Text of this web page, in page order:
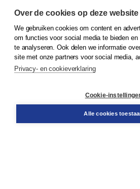
© 2026Koninklijke Boom uitgevers
Klantenservice
Service & informatie
Contact
Over de cookies op deze website
We gebruiken cookies om content en
om functies voor social media te bieden
te analyseren. Ook delen we informatie
site met onze partners voor social media,
Privacy- en cookieverklaring
Cookie-
Alle cookies